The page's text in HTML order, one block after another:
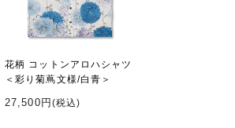
花柄 コットンアロハシャツ
＜彩り菊蔦文様/白青＞
27,500円 (税込)